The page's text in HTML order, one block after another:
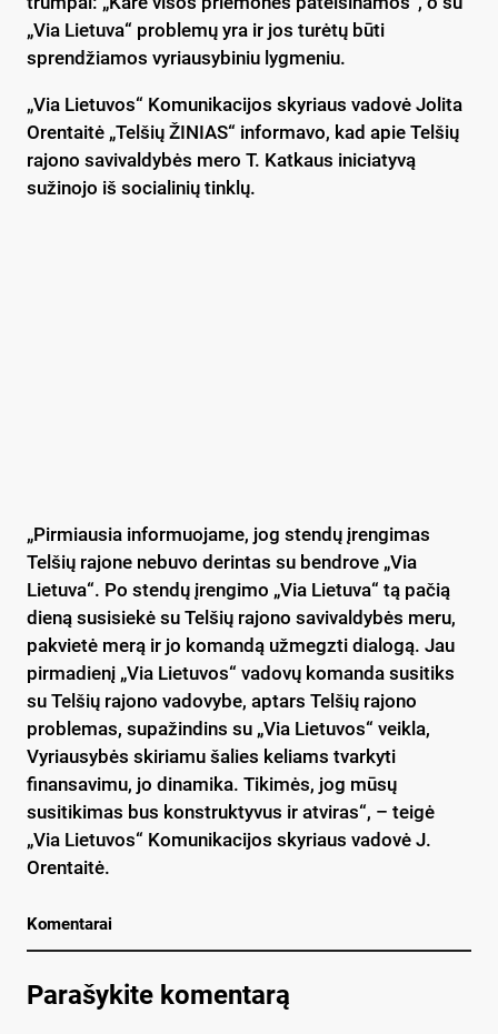
„Via Lietuva“ problemų yra ir jos turėtų būti
sprendžiamos vyriausybiniu lygmeniu.
„Via Lietuvos“ Komunikacijos skyriaus vadovė Jolita
Orentaitė „Telšių ŽINIAS“ informavo, kad apie Telšių
rajono savivaldybės mero T. Katkaus iniciatyvą
sužinojo iš socialinių tinklų.
„Pirmiausia informuojame, jog stendų įrengimas
Telšių rajone nebuvo derintas su bendrove „Via
Lietuva“. Po stendų įrengimo „Via Lietuva“ tą pačią
dieną susisiekė su Telšių rajono savivaldybės meru,
pakvietė merą ir jo komandą užmegzti dialogą. Jau
pirmadienį „Via Lietuvos“ vadovų komanda susitiks
su Telšių rajono vadovybe, aptars Telšių rajono
problemas, supažindins su „Via Lietuvos“ veikla,
Vyriausybės skiriamu šalies keliams tvarkyti
finansavimu, jo dinamika. Tikimės, jog mūsų
susitikimas bus konstruktyvus ir atviras“, – teigė
„Via Lietuvos“ Komunikacijos skyriaus vadovė J.
Orentaitė.
Komentarai
Parašykite komentarą